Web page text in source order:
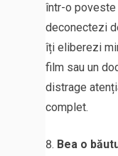
într-o poveste
deconectezi
îți eliberezi
film sau un
distrage
complet.
Bea o